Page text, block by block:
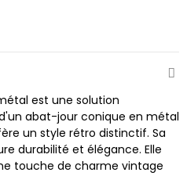
est une solution
abat-jour conique en métal
un style rétro distinctif. Sa
durabilité et élégance. Elle
touche de charme vintage